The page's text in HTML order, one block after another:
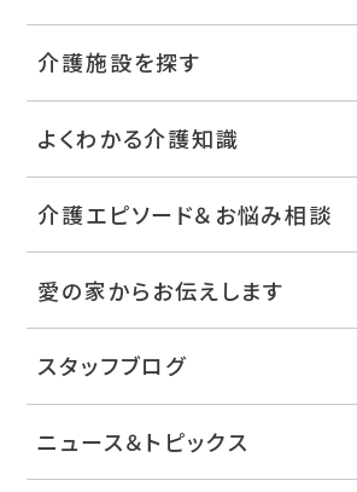
介護施設を探す
よくわかる介護知識
介護エピソード＆お悩み相談
愛の家からお伝えします
スタッフブログ
ニュース＆トピックス